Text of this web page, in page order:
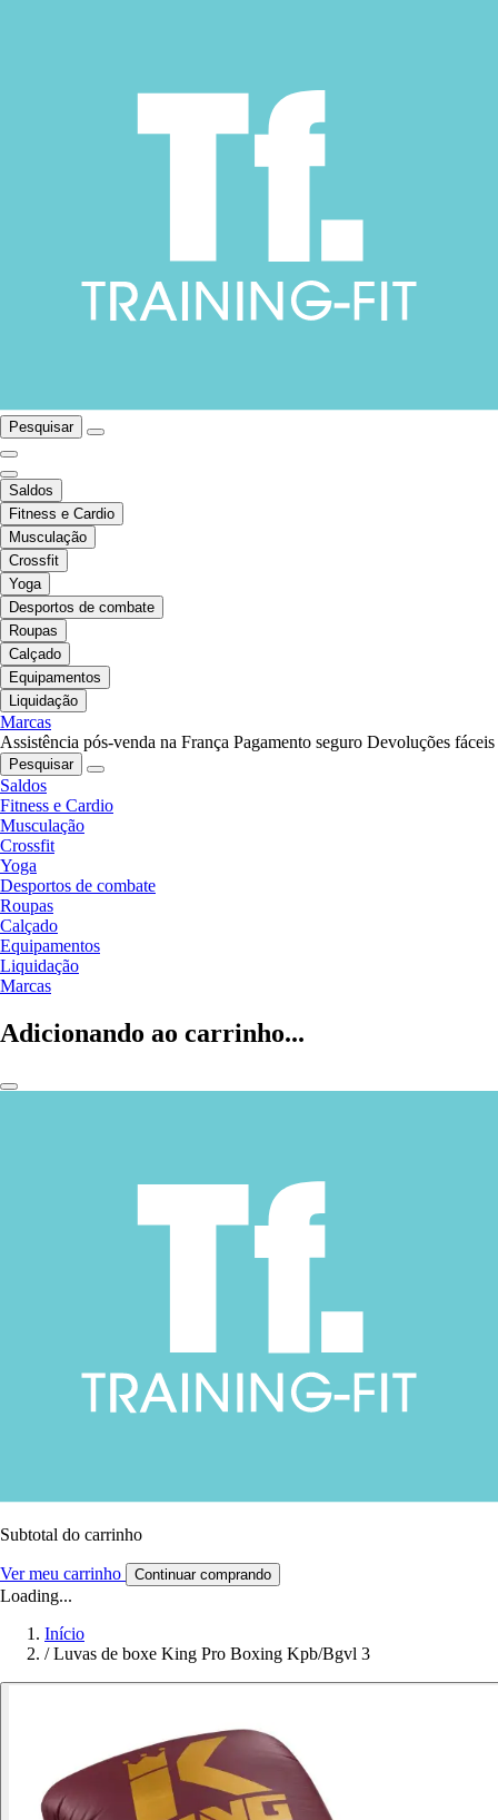
Pesquisar
Saldos
Fitness e Cardio
Musculação
Crossfit
Yoga
Desportos de combate
Roupas
Calçado
Equipamentos
Liquidação
Marcas
Assistência pós-venda na França Pagamento seguro Devoluções fáceis
Pesquisar
Saldos
Fitness e Cardio
Musculação
Crossfit
Yoga
Desportos de combate
Roupas
Calçado
Equipamentos
Liquidação
Marcas
Adicionando ao carrinho...
Subtotal do carrinho
Ver meu carrinho Continuar comprando
Loading...
Início
/ Luvas de boxe King Pro Boxing Kpb/Bgvl 3